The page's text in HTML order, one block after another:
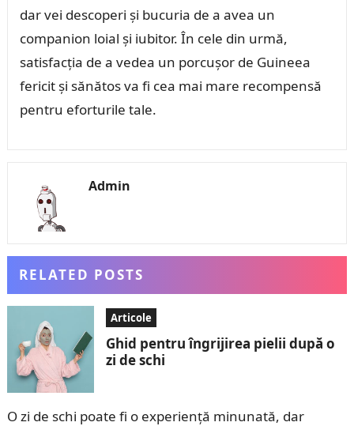
dar vei descoperi și bucuria de a avea un
companion loial și iubitor. În cele din urmă,
satisfacția de a vedea un porcușor de Guineea
fericit și sănătos va fi cea mai mare recompensă
pentru eforturile tale.
Admin
RELATED POSTS
Articole
Ghid pentru îngrijirea pielii după o
zi de schi
O zi de schi poate fi o experiență minunată, dar